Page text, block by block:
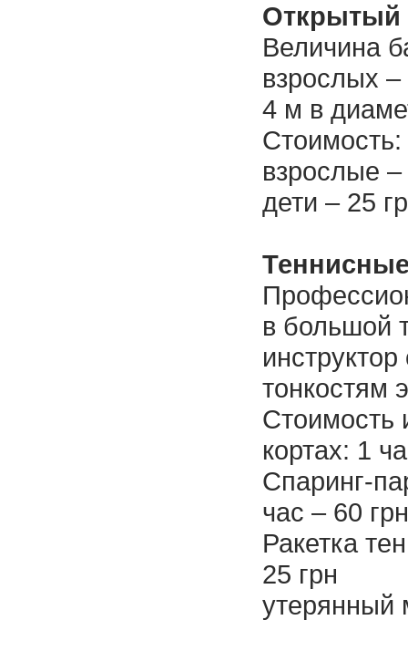
Открытый
Величина
взрослых
4 м в
Стоимость:
взрослые
дети – 25
в большой
тонкостям
Стоимость
кортах: 1
Спаринг-
час – 60 грн
Ракетка
25 грн
утерянный